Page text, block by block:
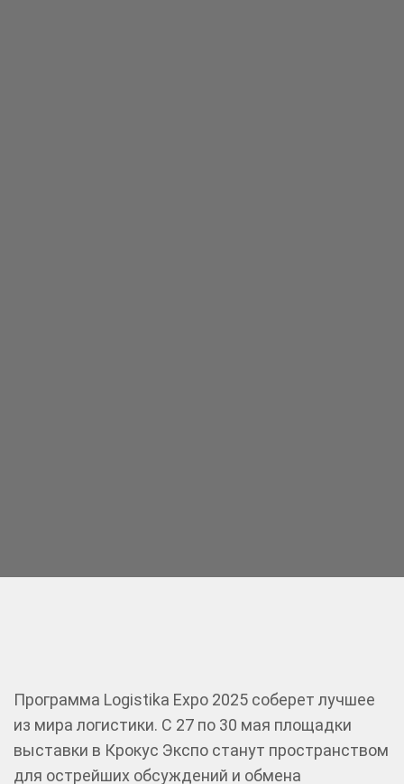
Программа Logistika Expo 2025 соберет лучшее
из мира логистики. C 27 по 30 мая площадки
выставки в Крокус Экспо станут пространством
для острейших обсуждений и обмена